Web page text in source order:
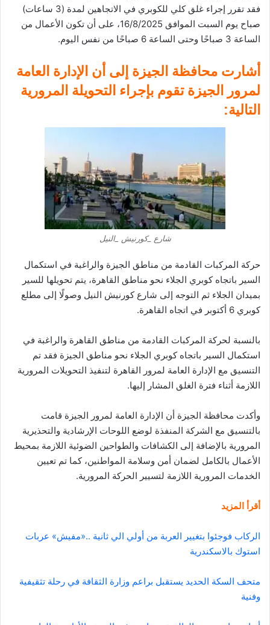
ي
ا
فقد تقرر إجراء غلق كلي للكوبري في الاتجاهين لمدة (3 ساعات)
صباح يوم السبت الموافق 16/8/2025، على أن تكون الأعمال من
الساعة 3 صباحًا وحتى الساعة 6 صباحًا من نفس اليوم.
أشارت محافظة الجيزة إلى أن الإدارة العامة
لمرور الجيزة تقوم بإجراء التحويلة المرورية
التالية:
شارع _كورنيش _النيل
حركة المركبات القادمة من مناطق الجيزة والراغبة في استكمال
السير باتجاه كوبري الجلاء نحو مناطق القاهرة، يتم تحويلها للسير
بميدان الجلاء ثم التوجه إلى شارع كورنيش النيل وصولًا إلى مطلع
كوبري 6 أكتوبر في اتجاه القاهرة.
بالنسبة لحركة المركبات القادمة من مناطق القاهرة والراغبة في
استكمال السير باتجاه كوبري الجلاء نحو مناطق الجيزة فقد تم
التنسيق مع الإدارة العامة لمرور القاهرة لتنفيذ التحويلات المرورية
اللازمة أثناء فترة الغلق المشار إليها.
وأكدت محافظة الجيزة أن الإدارة العامة لمرور الجيزة قامت
بالتنسيق مع الشركة المنفذة لوضع اللوحات الإرشادية والتحذيرية
المرورية بالإضافة إلى الكشافات والطواحين الضوئية اللازمة بمحيط
الأعمال بالكامل لضمان أمن وسلامة المواطنين، كما تم تعيين
الخدمات المرورية اللازمة لتسيير الحركة المرورية.
أقرأ المزيد
الركاب فوجئوا بتغيير العربة من أولي الي ثانية ..«مفيش» عربات
استوك بالاسكندرية
متحف السكة الحديد يستقبل براعم وزارة الثقافة في رحلة تثقيفية
وفنية